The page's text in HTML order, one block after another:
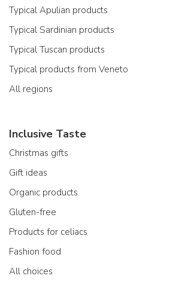
Typical Apulian products
Typical Sardinian products
Typical Tuscan products
Typical products from Veneto
All regions
Inclusive Taste
Christmas gifts
Gift ideas
Organic products
Gluten-free
Products for celiacs
Fashion food
All choices